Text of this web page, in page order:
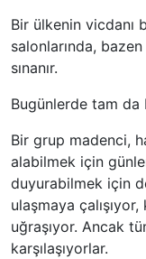
Bir ülkenin vicdanı
salonlarında,
sınanır.
Bugünlerde tam da
Bir grup madenci,
alabilmek için
duyurabilmek için
ulaşmaya
uğraşıyor. Ancak
karşılaşıyorlar.